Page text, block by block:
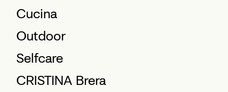
Cucina
Outdoor
Selfcare
CRISTINA Brera